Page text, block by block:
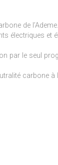
de l’Ademe.
électriques et
par le seul
carbone